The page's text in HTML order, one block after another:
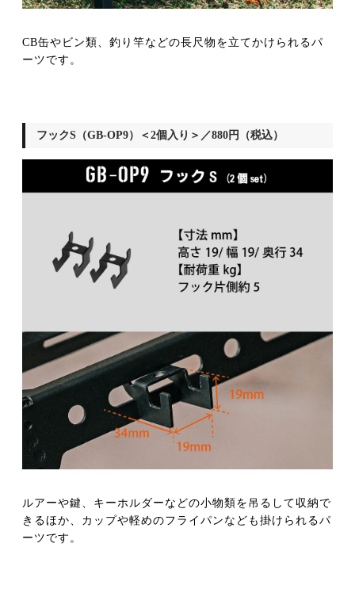
CB缶やビン類、釣り竿などの長尺物を立てかけられるパ
ーツです。
フックS（GB-OP9）＜2個入り＞／880円（税込）
ルアーや鍵、キーホルダーなどの小物類を吊るして収納で
きるほか、カップや軽めのフライパンなども掛けられるパ
ーツです。